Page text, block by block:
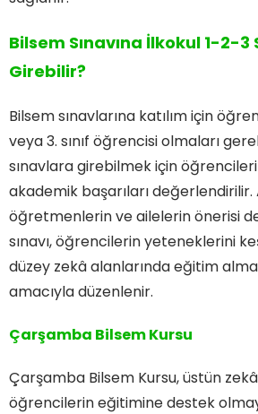
Bilsem Sınavına İlkokul 1-2-3
Girebilir?
Bilsem sınavlarına katılım için
veya 3. sınıf öğrencisi olmaları
sınavlara girebilmek için
akademik başarıları değerlendirilir.
öğretmenlerin ve ailelerin önerisi
sınavı, öğrencilerin yeteneklerini
düzey zekâ alanlarında eğitim
amacıyla düzenlenir.
Çarşamba Bilsem Kursu
Çarşamba Bilsem Kursu, üstün
öğrencilerin eğitimine destek